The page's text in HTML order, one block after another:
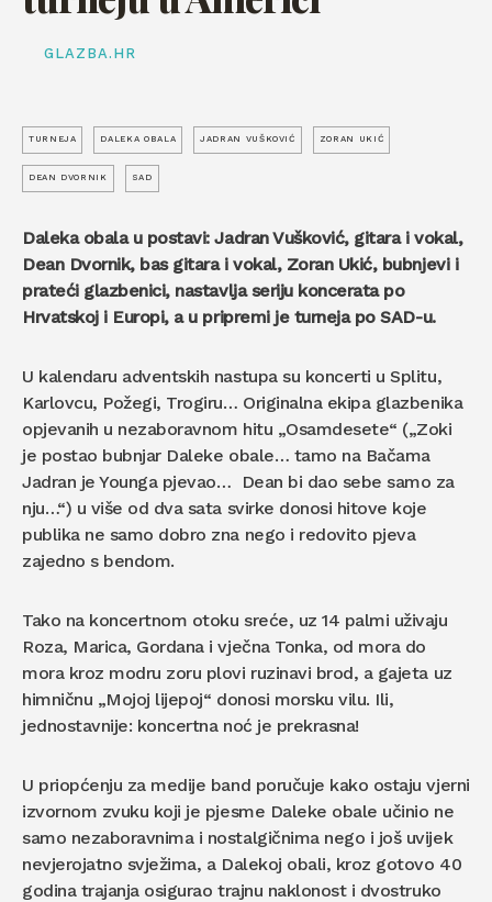
GLAZBA.HR
TURNEJA DALEKA OBALA JADRAN VUŠKOVIĆ ZORAN UKIĆ
DEAN DVORNIK SAD
Daleka obala u postavi: Jadran Vušković, gitara i vokal,
Dean Dvornik, bas gitara i vokal, Zoran Ukić, bubnjevi i
prateći glazbenici, nastavlja seriju koncerata po
Hrvatskoj i Europi, a u pripremi je turneja po SAD-u.
U kalendaru adventskih nastupa su koncerti u Splitu,
Karlovcu, Požegi, Trogiru… Originalna ekipa glazbenika
opjevanih u nezaboravnom hitu „Osamdesete“ („Zoki
je postao bubnjar Daleke obale… tamo na Bačama
Jadran je Younga pjevao… Dean bi dao sebe samo za
nju…“) u više od dva sata svirke donosi hitove koje
publika ne samo dobro zna nego i redovito pjeva
zajedno s bendom.
Tako na koncertnom otoku sreće, uz 14 palmi uživaju
Roza, Marica, Gordana i vječna Tonka, od mora do
mora kroz modru zoru plovi ruzinavi brod, a gajeta uz
himničnu „Mojoj lijepoj“ donosi morsku vilu. Ili,
jednostavnije: koncertna noć je prekrasna!
U priopćenju za medije band poručuje kako ostaju vjerni
izvornom zvuku koji je pjesme Daleke obale učinio ne
samo nezaboravnima i nostalgičnima nego i još uvijek
nevjerojatno svježima, a Dalekoj obali, kroz gotovo 40
godina trajanja osigurao trajnu naklonost i dvostruko